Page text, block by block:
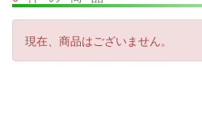
現在、商品はございません。